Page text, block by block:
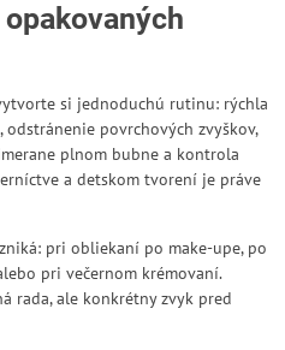
si jednoduchú rutinu: rýchla
povrchových zvyškov,
plnom bubne a kontrola
a detskom tvorení je práve
pri obliekaní po make-upe, po
pri večernom krémovaní.
rada, ale konkrétny zvyk pred